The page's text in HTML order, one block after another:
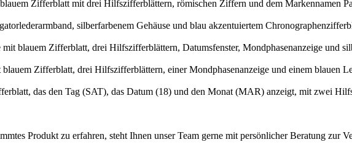
Produkt zu erfahren, steht Ihnen unser Team gerne mit persönlicher Beratung zur